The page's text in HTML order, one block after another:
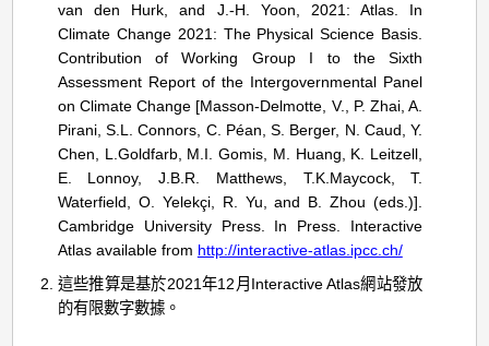
van den Hurk, and J.-H. Yoon, 2021: Atlas. In
Climate Change 2021: The Physical Science Basis.
Contribution of Working Group I to the Sixth
Assessment Report of the Intergovernmental Panel
on Climate Change [Masson-Delmotte, V., P. Zhai, A.
Pirani, S.L. Connors, C. Péan, S. Berger, N. Caud, Y.
Chen, L.Goldfarb, M.I. Gomis, M. Huang, K. Leitzell,
E. Lonnoy, J.B.R. Matthews, T.K.Maycock, T.
Waterfield, O. Yelekçi, R. Yu, and B. Zhou (eds.)].
Cambridge University Press. In Press. Interactive
Atlas available from http://interactive-atlas.ipcc.ch/
這些推算是基於2021年12月Interactive Atlas網站發放
的有限數字數據。